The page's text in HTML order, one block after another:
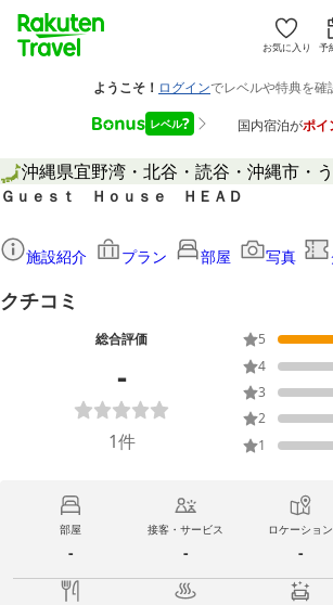
お気に入り 予
沖縄県宜野湾・北谷・読谷・沖縄市・
Ｇｕｅｓｔ Ｈｏｕｓｅ ＨＥＡＤ
施設紹介 プラン 部屋 写真
クチコミ
総合評価
-
1件
5
4
3
2
1
部屋
-
接客・サービス
-
ロケーション
-